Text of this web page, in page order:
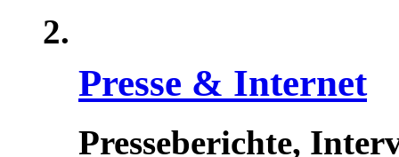
Presse & Internet
Presseberichte,